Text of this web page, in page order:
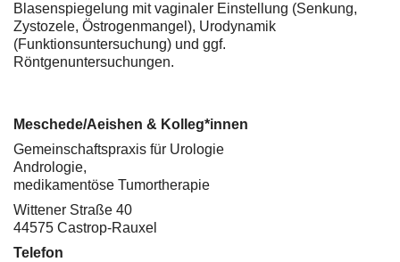
Blasenspiegelung mit vaginaler Einstellung (Senkung,
Zystozele, Östrogenmangel), Urodynamik
(Funktionsuntersuchung) und ggf.
Röntgenuntersuchungen.
Meschede/Aeishen & Kolleg*innen
Gemeinschaftspraxis für Urologie
Andrologie,
medikamentöse Tumortherapie
Wittener Straße 40
44575 Castrop-Rauxel
Telefon